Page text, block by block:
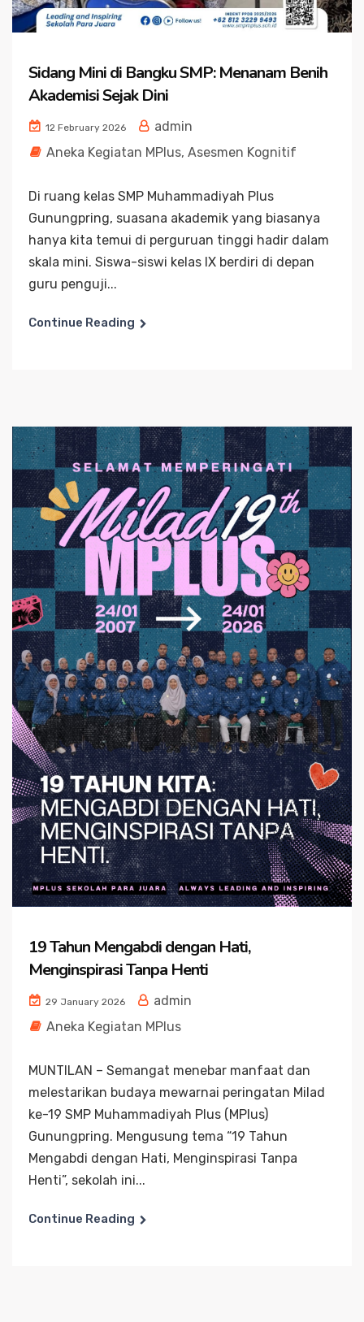
Sidang Mini di Bangku SMP: Menanam Benih
Akademisi Sejak Dini
12 February 2026
admin
Aneka Kegiatan MPlus, Asesmen Kognitif
Di ruang kelas SMP Muhammadiyah Plus
Gunungpring, suasana akademik yang biasanya
hanya kita temui di perguruan tinggi hadir dalam
skala mini. Siswa-siswi kelas IX berdiri di depan
guru penguji...
Continue Reading
19 Tahun Mengabdi dengan Hati,
Menginspirasi Tanpa Henti
29 January 2026
admin
Aneka Kegiatan MPlus
MUNTILAN – Semangat menebar manfaat dan
melestarikan budaya mewarnai peringatan Milad
ke-19 SMP Muhammadiyah Plus (MPlus)
Gunungpring. Mengusung tema “19 Tahun
Mengabdi dengan Hati, Menginspirasi Tanpa
Henti”, sekolah ini...
Continue Reading